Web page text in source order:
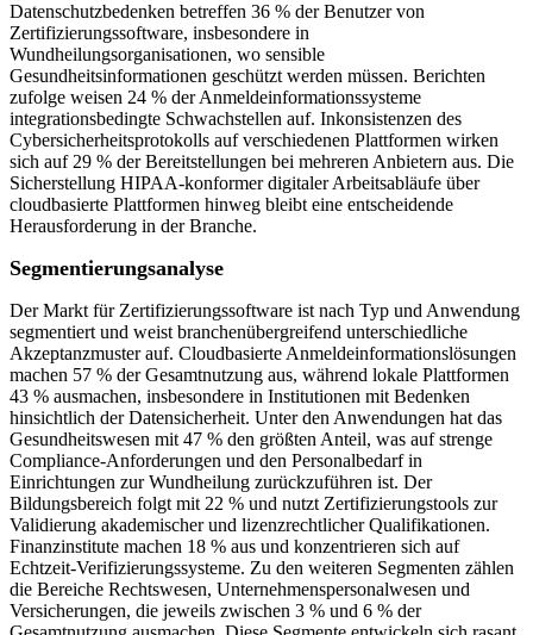
Datenschutzbedenken betreffen 36 % der Benutzer von
Zertifizierungssoftware, insbesondere in
Wundheilungsorganisationen, wo sensible
Gesundheitsinformationen geschützt werden müssen. Berichten
zufolge weisen 24 % der Anmeldeinformationssysteme
integrationsbedingte Schwachstellen auf. Inkonsistenzen des
Cybersicherheitsprotokolls auf verschiedenen Plattformen wirken
sich auf 29 % der Bereitstellungen bei mehreren Anbietern aus. Die
Sicherstellung HIPAA-konformer digitaler Arbeitsabläufe über
cloudbasierte Plattformen hinweg bleibt eine entscheidende
Herausforderung in der Branche.
Segmentierungsanalyse
Der Markt für Zertifizierungssoftware ist nach Typ und Anwendung
segmentiert und weist branchenübergreifend unterschiedliche
Akzeptanzmuster auf. Cloudbasierte Anmeldeinformationslösungen
machen 57 % der Gesamtnutzung aus, während lokale Plattformen
43 % ausmachen, insbesondere in Institutionen mit Bedenken
hinsichtlich der Datensicherheit. Unter den Anwendungen hat das
Gesundheitswesen mit 47 % den größten Anteil, was auf strenge
Compliance-Anforderungen und den Personalbedarf in
Einrichtungen zur Wundheilung zurückzuführen ist. Der
Bildungsbereich folgt mit 22 % und nutzt Zertifizierungstools zur
Validierung akademischer und lizenzrechtlicher Qualifikationen.
Finanzinstitute machen 18 % aus und konzentrieren sich auf
Echtzeit-Verifizierungssysteme. Zu den weiteren Segmenten zählen
die Bereiche Rechtswesen, Unternehmenspersonalwesen und
Versicherungen, die jeweils zwischen 3 % und 6 % der